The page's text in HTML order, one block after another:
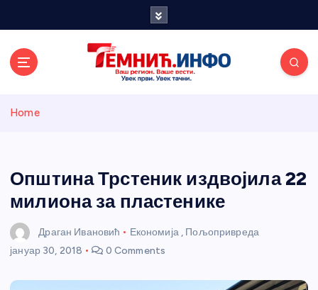
и портал
Home
Општина Трстеник издвојила 22
милиона за пластенике
Драган Ивановић Економија, Пољопривреда
јануар 30, 2018
0 Comments